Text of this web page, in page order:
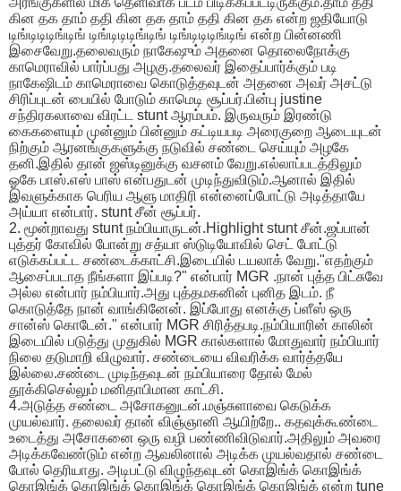
கின தக தாம் ததி கின தக தாம் ததி கின தக என்ற ஜதியோடு
டிங்டிடிடிங்டிங் டிங்டிடிடிங்டிங் டிங்டிடிடிங்டிங் என்ற பின்னணி
இசைவேறு.தலைவரும் நாகேஷும் அதனை தொலைநோக்கு
காமெராவில் பார்ப்பது அழகு.தலைவர் இதைப்பார்க்கும் படி
நாகேஷிடம் காமெராவை கொடுத்தவுடன் அதனை அவர் அசட்டு
சிரிப்புடன் பையில் போடும் காமெடி சூப்பர்.பின்பு justine
சந்திரகலாவை விரட்ட stunt ஆரம்பம். இருவரும் இரண்டு
கைகளையும் முன்னும் பின்னும் கட்டியபடி அரைகுறை ஆடையுடன்
நிற்கும் ஆரனங்குகளுக்கு நடுவில் சண்டை செய்யும் அழகே
தனி.இதில் தான் ஜஸ்டினுக்கு வசனம் வேறு.எல்லாப்படத்திலும்
ஓகே பாஸ்.எஸ் பாஸ் என்பதுடன் முடிந்துவிடும்.ஆனால் இதில்
இவளுக்காக பெரிய ஆளு மாதிரி என்னைப்போட்டு அடித்தாயே
அய்யா என்பார். stunt சீன் சூப்பர்.
2. மூன்றாவது stunt நம்பியாருடன்.Highlight stunt சீன்.ஜப்பான்
புத்தர் கோவில் போன்று சத்யா ஸ்டுடியோவில் செட் போட்டு
எடுக்கப்பட்ட சண்டைக்காட்சி.இடையில் டயலாக் வேறு."எதற்கும்
ஆசைப்படாத நீங்களா இப்படி?" என்பார் MGR .நான் புத்த பிட்சுவே
அல்ல என்பார் நம்பியார்.அது புத்தமகனின் புனித இடம். நீ
கொடுத்தே நான் வாங்கினேன். இப்போது எனக்கு ப்ளீஸ் ஒரு
சான்ஸ் கொடேன்." என்பார் MGR சிரித்தபடி.நம்பியாரின் காலின்
இடையில் படுத்து முதுகில் MGR கால்களால் மோதுவார் நம்பியார்
நிலை தடுமாறி விழுவார். சண்டையை விவரிக்க வார்த்தயே
இல்லை.சண்டை முடிந்தவுடன் நம்பியாரை தோல் மேல்
தூக்கிசெல்லும் மனிதாபிமான காட்சி.
4.அடுத்த சண்டை அசோகனுடன்.மஞ்சுளாவை கெடுக்க
முயல்வார். தலைவர் தான் விஞ்ஞானி ஆயிற்றே.. கதவுக்கூண்டை
உடைத்து அசோகனை ஒரு வழி பண்ணிவிடுவார்.அதிலும் அவரை
அடிக்கவேண்டும் என்ற ஆவலினால் அடிக்க முயல்வதால் சண்டை
போல் தெரியாது. அடிபட்டு விழுந்தவுடன் கொஇங்க் கொஇங்க்
கொஇங்க் கொஇங்க் கொஇங்க் கொஇங்க் கொஇங்க் என்ற tune